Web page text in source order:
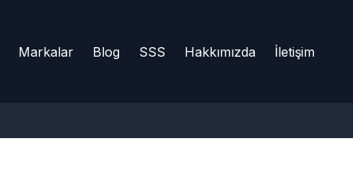
Markalar Blog SSS Hakkımızda İletişim